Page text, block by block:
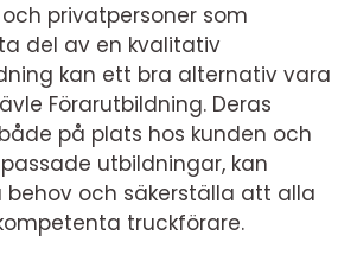
privatpersoner som
del av en kvalitativ
kan ett bra alternativ vara
Förarutbildning. Deras
på plats hos kunden och
utbildningar, kan
behov och säkerställa att alla
truckförare.